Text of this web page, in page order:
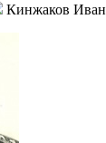
Кинжаков Иван